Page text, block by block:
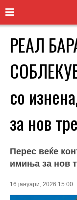
РЕАЛ
со
за нов
Перес веќе
имиња за нов
16 јануари, 2026 15:00